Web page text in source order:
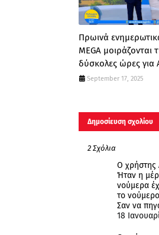
Πρωινά
MEGA μοιράζονται
δύσκολες ώρες για
September 17, 2025
Δημοσίευση σχολίου
2 Σχόλια
Ο χρήστης
Ήταν η
νούμερα
το
Σαν να
18